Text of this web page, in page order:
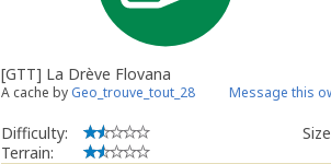
[GTT] La Drève Flovana
A cache by Geo_trouve_tout_28 Message this
Difficulty:
Terrain: